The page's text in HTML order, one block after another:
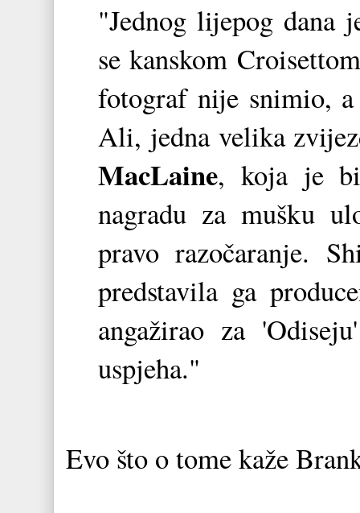
"Jednog lijepog dana
se kanskom
fotograf nije snimio, a
Ali, jedna velika
MacLaine, koja je
nagradu za mušku
pravo razočaranje.
predstavila ga
angažirao za
uspjeha."
Evo što o tome kaže